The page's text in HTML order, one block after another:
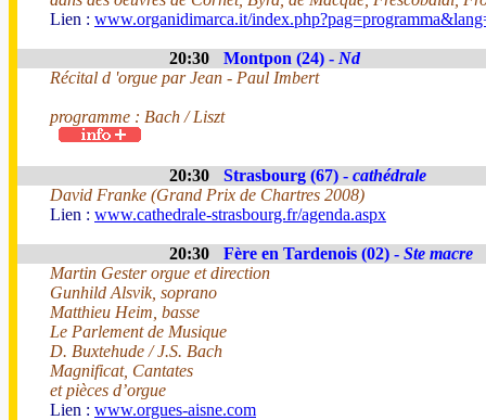
Lien : www.organidimarca.it/
20:30 Montpon (24) - Nd
Récital d 'orgue par Jean - Paul Imbert
programme : Bach / Liszt
20:30 Strasbourg (67) - cathédrale
David Franke (Grand Prix de Chartres 2008)
Lien : www.cathedrale-strasbourg.fr/agenda.aspx
20:30 Fère en Tardenois (02) - Ste macre
Martin Gester orgue et direction
Gunhild Alsvik, soprano
Matthieu Heim, basse
Le Parlement de Musique
D. Buxtehude / J.S. Bach
Magnificat, Cantates
et pièces d’orgue
Lien : www.orgues-aisne.com